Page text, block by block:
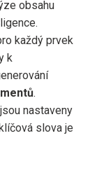
obsahu
každý prvek
k
.
nastaveny
slova je